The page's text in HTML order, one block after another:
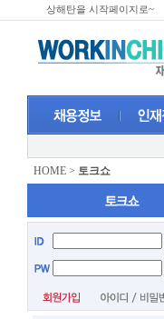
상해탄을 시작페이지로~
HOME > 토크쇼